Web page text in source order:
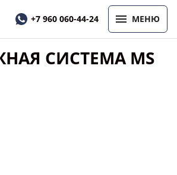
МЕНЮ
+7 960 060-44-24
СИСТЕМА MS